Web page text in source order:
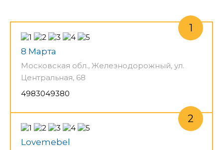
8 Марта
Московская обл., Железнодорожный, ул.
Центральная, 68
4983049380
Lovemebel